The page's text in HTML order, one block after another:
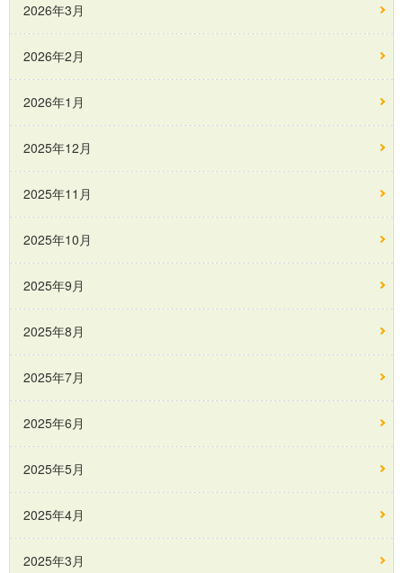
2026年3月
2026年2月
2026年1月
2025年12月
2025年11月
2025年10月
2025年9月
2025年8月
2025年7月
2025年6月
2025年5月
2025年4月
2025年3月